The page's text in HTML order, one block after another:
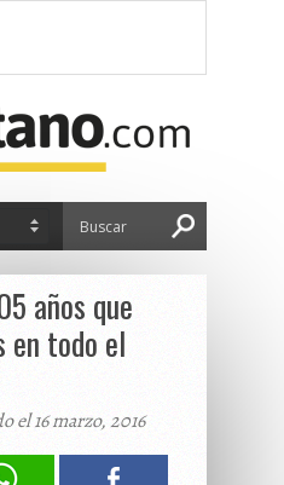
años que
en todo el
el 16 marzo, 2016